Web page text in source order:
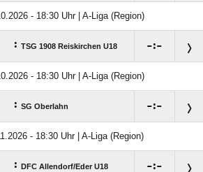
- 18:30 Uhr | A-Liga (Region)
: TSG 1908 Reiskirchen U18 :
- 18:30 Uhr | A-Liga (Region)
: SG Oberlahn :
- 18:30 Uhr | A-Liga (Region)
: DFC Allendorf/​Eder U18 :